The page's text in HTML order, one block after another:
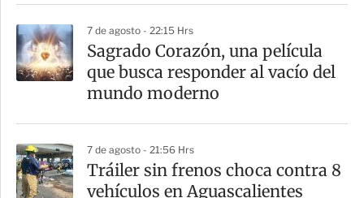
7 de agosto - 22:15 Hrs
Sagrado Corazón, una película
que busca responder al vacío del
mundo moderno
7 de agosto - 21:56 Hrs
Tráiler sin frenos choca contra 8
vehículos en Aguascalientes